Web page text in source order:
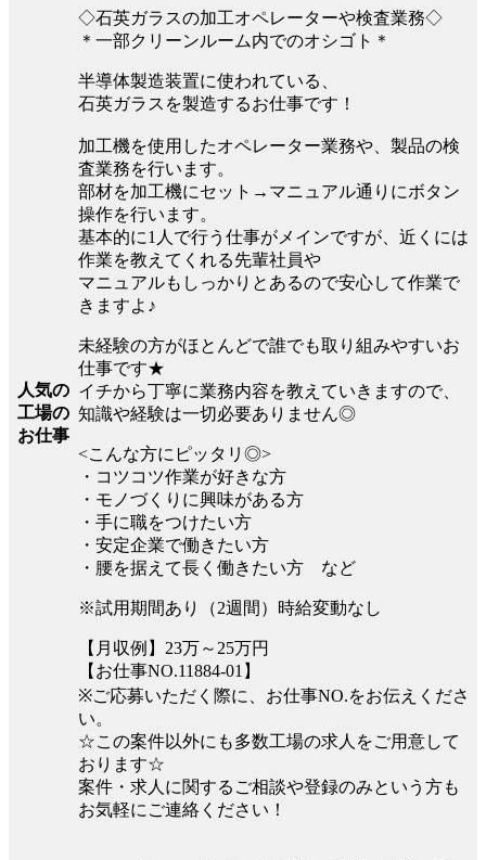
人気の
工場の
お仕事
◇石英ガラスの加工オペレーターや検査業務◇
＊一部クリーンルーム内でのオシゴト＊
半導体製造装置に使われている、
石英ガラスを製造するお仕事です！
加工機を使用したオペレーター業務や、製品の検
査業務を行います。
部材を加工機にセット→マニュアル通りにボタン
操作を行います。
基本的に1人で行う仕事がメインですが、近くには
作業を教えてくれる先輩社員や
マニュアルもしっかりとあるので安心して作業で
きますよ♪
未経験の方がほとんどで誰でも取り組みやすいお
仕事です★
イチから丁寧に業務内容を教えていきますので、
知識や経験は一切必要ありません◎
<こんな方にピッタリ◎>
・コツコツ作業が好きな方
・モノづくりに興味がある方
・手に職をつけたい方
・安定企業で働きたい方
・腰を据えて長く働きたい方 など
※試用期間あり（2週間）時給変動なし
【月収例】23万～25万円
【お仕事NO.11884-01】
※ご応募いただく際に、お仕事NO.をお伝えくださ
い。
☆この案件以外にも多数工場の求人をご用意して
おります☆
案件・求人に関するご相談や登録のみという方も
お気軽にご連絡ください！